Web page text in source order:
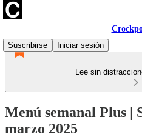
Suscribirse
Iniciar sesión
Lee sin
Menú semanal Plus |
marzo 2025